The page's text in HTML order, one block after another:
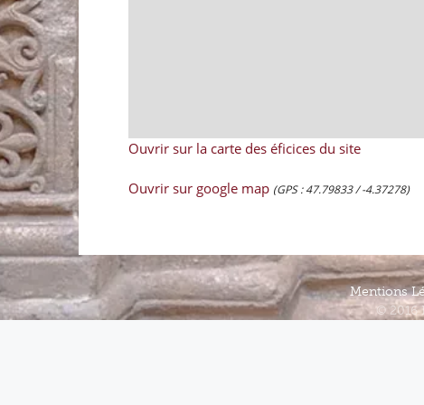
Ouvrir sur la carte des éficices du site
Ouvrir sur google map (GPS : 47.79833 / -4.37278)
Mentions
© 2016